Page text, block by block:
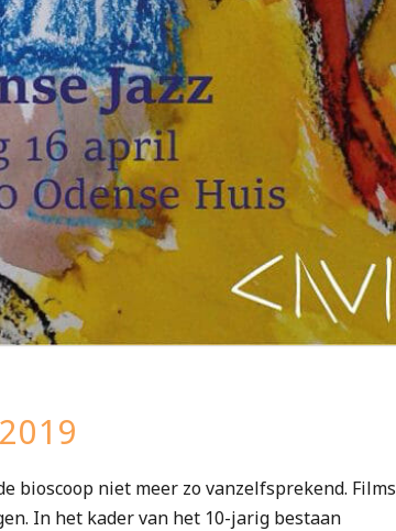
bioscoop niet meer zo vanzelfsprekend. Films
In het kader van het 10-jarig bestaan